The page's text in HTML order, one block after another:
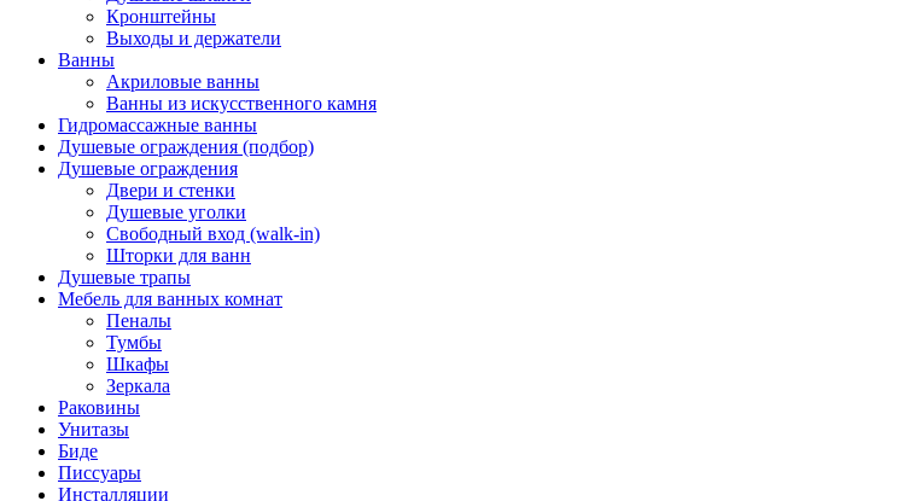
Кронштейны
Выходы и держатели
Ванны
Акриловые ванны
Ванны из искусственного камня
Гидромассажные ванны
Душевые ограждения (подбор)
Душевые ограждения
Двери и стенки
Душевые уголки
Свободный вход (walk-in)
Шторки для ванн
Душевые трапы
Мебель для ванных комнат
Пеналы
Тумбы
Шкафы
Зеркала
Раковины
Унитазы
Биде
Писсуары
Инсталляции